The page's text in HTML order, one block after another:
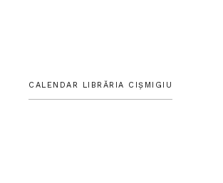
CALENDAR LIBRĂRIA CIȘMIGIU